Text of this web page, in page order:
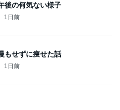
荘で元祖くず餅
1日前